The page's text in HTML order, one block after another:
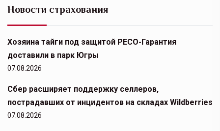
Новости страхования
Хозяина тайги под защитой РЕСО-Гарантия
доставили в парк Югры
07.08.2026
Сбер расширяет поддержку селлеров,
пострадавших от инцидентов на складах Wildberries
07.08.2026